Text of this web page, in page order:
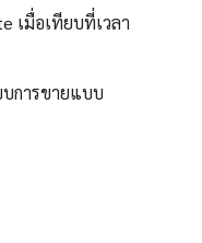
เมื่อเทียบที่เวลา
การขายแบบ